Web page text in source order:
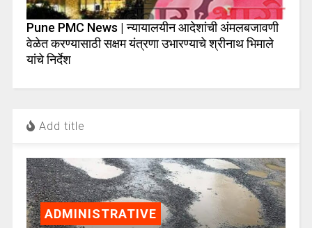
Pune PMC News | न्यायालयीन आदेशांची अंमलबजावणी
वेळेत करण्यासाठी सक्षम यंत्रणा उभारण्याचे श्रीनाथ भिमाले
यांचे निर्देश
Add title
ADMINISTRATIVE